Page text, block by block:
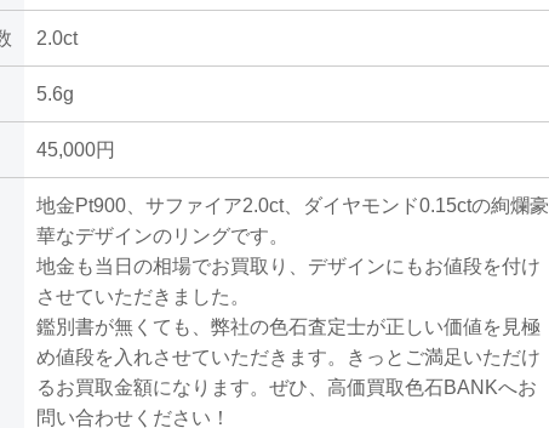
2.0ct
5.6g
45,000円
地金Pt900、サファイア2.0ct、ダイヤモンド0.15ctの絢爛豪
華なデザインのリングです。
地金も当日の相場でお買取り、デザインにもお値段を付け
させていただきました。
鑑別書が無くても、弊社の色石査定士が正しい価値を見極
め値段を入れさせていただきます。きっとご満足いただけ
るお買取金額になります。ぜひ、高価買取色石BANKへお
問い合わせください！